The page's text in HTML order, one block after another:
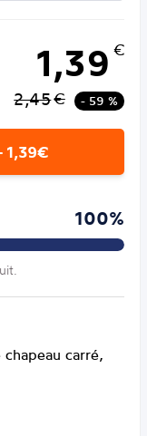
1,39 €
2,45€ - 59 %
1,39€
100%
carré,